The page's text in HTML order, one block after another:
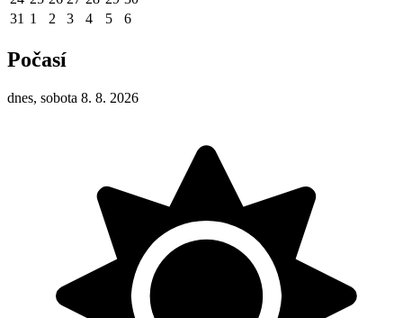
31 1 2 3 4 5 6
Počasí
dnes, sobota 8. 8. 2026